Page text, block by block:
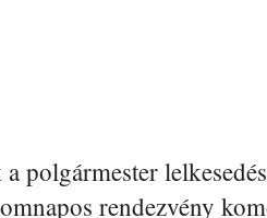
polgármester
rendezvény